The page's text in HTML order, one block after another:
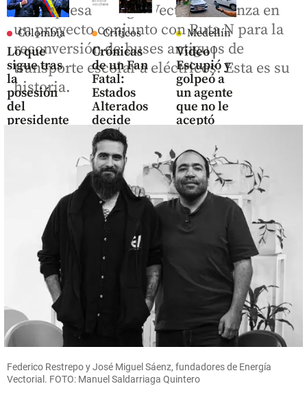
Colombia
Lo que
sigue tras
la
posesión
del
presidente
Milagro”
Críticos
Crónicas
de un Fan
Fatal:
Estados
Alterados
decide
volver a
escucharse
share
Medellín
Video |
Escupió y
golpeó a
un agente
que no le
aceptó
que no lo
multara
share
Colombia
Así será la
inédita
de De la
Espriella:
La empresa Energía Vectorial avanza en
un proyecto conjunto con Ruta N para la
reconversión de buses antiguos de
transporte escolar a eléctricos. Esta es su
historia.
Federico Restrepo y José Miguel Sáenz, fundadores de Energía
Vectorial. FOTO: Manuel Saldarriaga Quintero